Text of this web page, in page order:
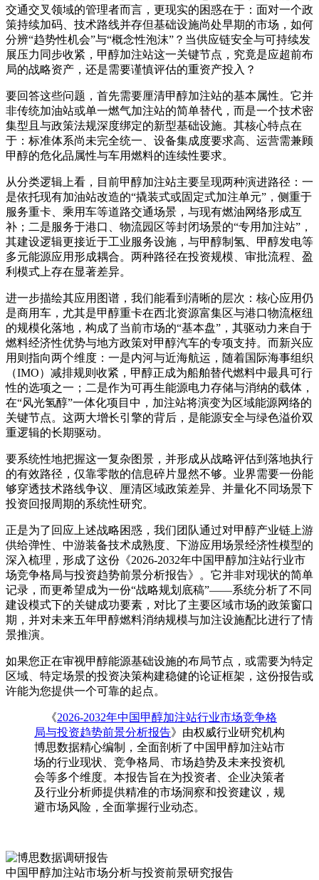
交通交叉领域的管理者而言，更现实的困惑在于：面对一个政
策持续加码、技术路线并存但基础设施尚处早期的市场，如何
分辨“趋势性机会”与“概念性泡沫”？当供应链安全与可持续发
展压力同步收紧，甲醇加注站这一关键节点，究竟是应超前布
局的战略资产，还是需要谨慎评估的重资产投入？
要回答这些问题，首先需要厘清甲醇加注站的基本属性。它并
非传统加油站或单一燃气加注站的简单替代，而是一个技术密
集型且与政策法规深度绑定的新型基础设施。其核心特点在
于：标准体系尚未完全统一、设备集成度要求高、运营需兼顾
甲醇的危化品属性与车用燃料的连续性要求。
从分类逻辑上看，目前甲醇加注站主要呈现两种演进路径：一
是依托现有加油站改造的“撬装式或固定式加注单元”，侧重于
服务重卡、乘用车等道路交通场景，与现有燃油网络形成互
补；二是服务于港口、物流园区等封闭场景的“专用加注站”，
其建设逻辑更接近于工业服务设施，与甲醇制氢、甲醇发电等
多元能源应用形成耦合。两种路径在投资规模、审批流程、盈
利模式上存在显著差异。
进一步描绘其应用图谱，我们能看到清晰的层次：核心应用仍
是商用车，尤其是甲醇重卡在西北资源富集区与港口物流枢纽
的规模化落地，构成了当前市场的“基本盘”，其驱动力来自于
燃料经济性优势与地方政策对甲醇汽车的专项支持。而新兴应
用则指向两个维度：一是内河与近海航运，随着国际海事组织
（IMO）减排规则收紧，甲醇正成为船舶替代燃料中最具可行
性的选项之一；二是作为可再生能源电力存储与消纳的载体，
在“风光氢醇”一体化项目中，加注站将演变为区域能源网络的
关键节点。这两大增长引擎的背后，是能源安全与绿色溢价双
重逻辑的长期驱动。
要系统性地把握这一复杂图景，并形成从战略评估到落地执行
的有效路径，仅靠零散的信息碎片显然不够。业界需要一份能
够穿透技术路线争议、厘清区域政策差异、并量化不同场景下
投资回报周期的系统性研究。
正是为了回应上述战略困惑，我们团队通过对甲醇产业链上游
供给弹性、中游装备技术成熟度、下游应用场景经济性模型的
深入梳理，形成了这份《2026-2032年中国甲醇加注站行业市
场竞争格局与投资趋势前景分析报告》。它并非对现状的简单
记录，而更希望成为一份“战略规划底稿”——系统分析了不同
建设模式下的关键成功要素，对比了主要区域市场的政策窗口
期，并对未来五年甲醇燃料消纳规模与加注设施配比进行了情
景推演。
如果您正在审视甲醇能源基础设施的布局节点，或需要为特定
区域、特定场景的投资决策构建稳健的论证框架，这份报告或
许能为您提供一个可靠的起点。
《2026-2032年中国甲醇加注站行业市场竞争格
局与投资趋势前景分析报告》由权威行业研究机构
博思数据精心编制，全面剖析了中国甲醇加注站市
场的行业现状、竞争格局、市场趋势及未来投资机
会等多个维度。本报告旨在为投资者、企业决策者
及行业分析师提供精准的市场洞察和投资建议，规
避市场风险，全面掌握行业动态。
中国甲醇加注站市场分析与投资前景研究报告